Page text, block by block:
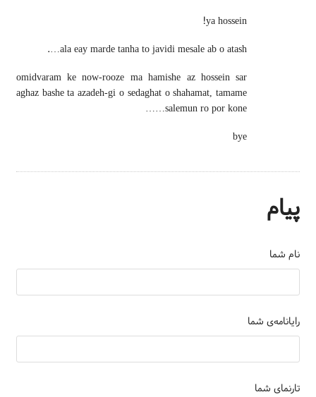
ya hossein!
ala eay marde tanha to javidi mesale ab o atash….
omidvaram ke now-rooze ma hamishe az hossein sar
aghaz bashe ta azadeh-gi o sedaghat o shahamat, tamame
salemun ro por kone……
bye
پیام
نام شما
رایانامه‌ی شما
تارنمای شما